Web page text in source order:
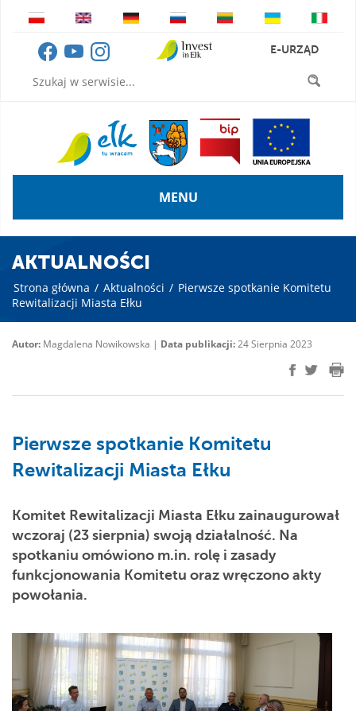
E-URZĄD
MENU
AKTUALNOŚCI
Strona główna / Aktualności / Pierwsze spotkanie Komitetu
Rewitalizacji Miasta Ełku
Autor: Magdalena Nowikowska | Data publikacji:24 Sierpnia 2023
Pierwsze spotkanie Komitetu
Rewitalizacji Miasta Ełku
Komitet Rewitalizacji Miasta Ełku zainaugurował
wczoraj (23 sierpnia) swoją działalność. Na
spotkaniu omówiono m.in. rolę i zasady
funkcjonowania Komitetu oraz wręczono akty
powołania.